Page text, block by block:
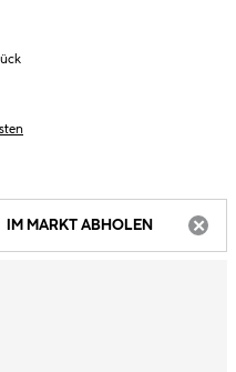
IM MARKT ABHOLEN